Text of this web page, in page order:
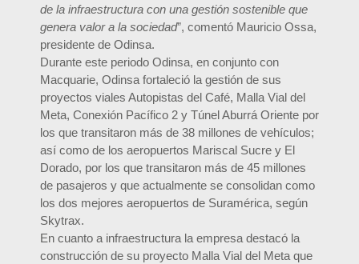
de la infraestructura con una gestión sostenible que
genera valor a la sociedad”, comentó Mauricio Ossa,
presidente de Odinsa.
Durante este periodo Odinsa, en conjunto con
Macquarie, Odinsa fortaleció la gestión de sus
proyectos viales Autopistas del Café, Malla Vial del
Meta, Conexión Pacífico 2 y Túnel Aburrá Oriente por
los que transitaron más de 38 millones de vehículos;
así como de los aeropuertos Mariscal Sucre y El
Dorado, por los que transitaron más de 45 millones
de pasajeros y que actualmente se consolidan como
los dos mejores aeropuertos de Suramérica, según
Skytrax.
En cuanto a infraestructura la empresa destacó la
construcción de su proyecto Malla Vial del Meta que